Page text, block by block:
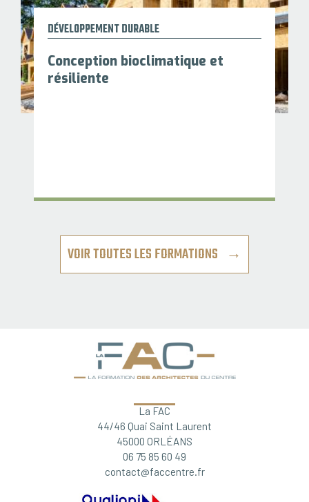
DÉVELOPPEMENT DURABLE
Conception bioclimatique et
résiliente
VOIR TOUTES LES FORMATIONS →
La FAC
44/46 Quai Saint Laurent
45000 ORLÉANS
06 75 85 60 49
contact@faccentre.fr